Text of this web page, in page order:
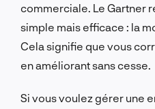
commerciale. Le Gartner
simple mais efficace : la
Cela signifie que vous
en améliorant sans cesse.
Si vous voulez gérer une